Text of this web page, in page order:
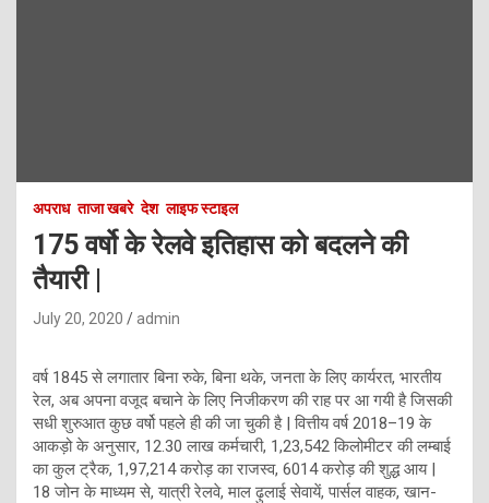
अपराध ताजा खबरे देश लाइफ स्टाइल
175 वर्षो के रेलवे इतिहास को बदलने की
तैयारी |
July 20, 2020 admin
वर्ष 1845 से लगातार बिना रुके, बिना थके, जनता के लिए कार्यरत, भारतीय
रेल, अब अपना वजूद बचाने के लिए निजीकरण की राह पर आ गयी है जिसकी
सधी शुरुआत कुछ वर्षो पहले ही की जा चुकी है | वित्तीय वर्ष 2018–19 के
आकड़ो के अनुसार, 12.30 लाख कर्मचारी, 1,23,542 किलोमीटर की लम्बाई
का कुल ट्रैक, 1,97,214 करोड़ का राजस्व, 6014 करोड़ की शुद्ध आय |
18 जोन के माध्यम से, यात्री रेलवे, माल ढ़ुलाई सेवायें, पार्सल वाहक, खान-